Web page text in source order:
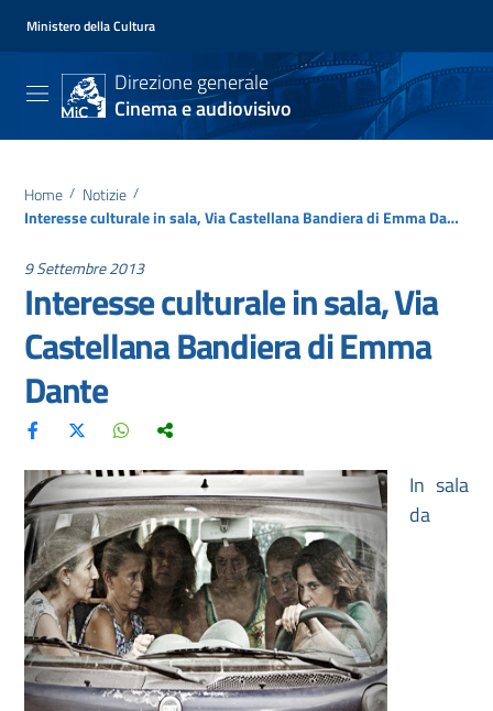
Ministero della Cultura
Direzione generale
Cinema e audiovisivo
Home / Notizie /
Interesse culturale in sala, Via Castellana Bandiera di Emma Dante
9 Settembre 2013
Interesse culturale in sala, Via
Castellana Bandiera di Emma
Dante
In sala
da